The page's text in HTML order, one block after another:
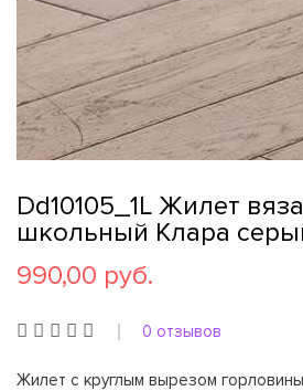
Dd10105_1L Жилет
школьный Клара
990,00 руб.
0 отзывов
Жилет с круглым вырезом